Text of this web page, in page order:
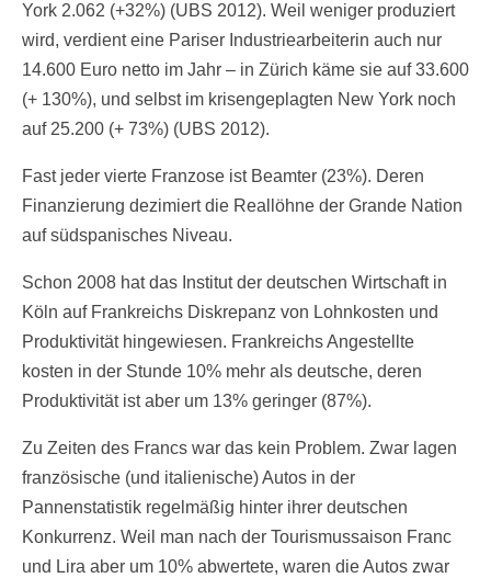
York 2.062 (+32%) (UBS 2012). Weil weniger produziert
wird, verdient eine Pariser Industriearbeiterin auch nur
14.600 Euro netto im Jahr – in Zürich käme sie auf 33.600
(+ 130%), und selbst im krisengeplagten New York noch
auf 25.200 (+ 73%) (UBS 2012).
Fast jeder vierte Franzose ist Beamter (23%). Deren
Finanzierung dezimiert die Reallöhne der Grande Nation
auf südspanisches Niveau.
Schon 2008 hat das Institut der deutschen Wirtschaft in
Köln auf Frankreichs Diskrepanz von Lohnkosten und
Produktivität hingewiesen. Frankreichs Angestellte
kosten in der Stunde 10% mehr als deutsche, deren
Produktivität ist aber um 13% geringer (87%).
Zu Zeiten des Francs war das kein Problem. Zwar lagen
französische (und italienische) Autos in der
Pannenstatistik regelmäßig hinter ihrer deutschen
Konkurrenz. Weil man nach der Tourismussaison Franc
und Lira aber um 10% abwertete, waren die Autos zwar